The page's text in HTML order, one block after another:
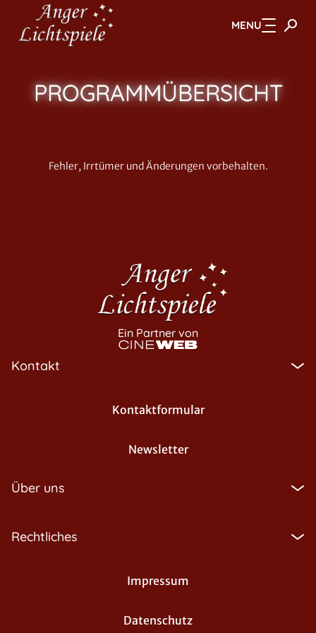
Zum Hauptinhalt springen MENU
PROGRAMM­ÜBERSICHT
Fehler, Irrtümer und Änderungen vorbehalten.
Ein Partner von
Kontakt
Kontaktformular
Newsletter
Über uns
Rechtliches
Impressum
Datenschutz